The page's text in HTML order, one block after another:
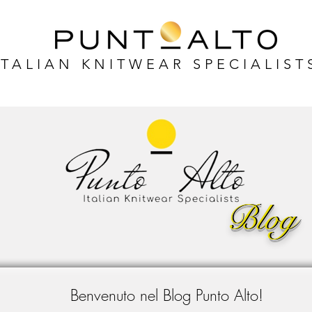
KNITWEAR
Blog
Blog
Benvenuto nel Blog Punto Alto!